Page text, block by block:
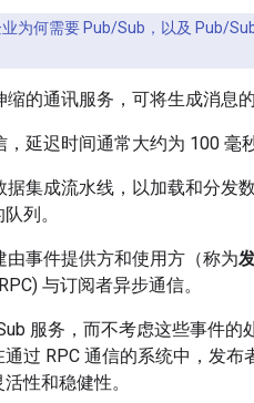
为何需要 Pub/Sub，以及 Pub/
的通讯服务，可将生成消息
延迟时间通常大约为 100 毫秒
集成流水线，以加载和分发
列。
事件提供方和使用方（称为
与订阅者异步通信。
服务，而不考虑这些事件
过 RPC 通信的系统中，发
性和稳健性。